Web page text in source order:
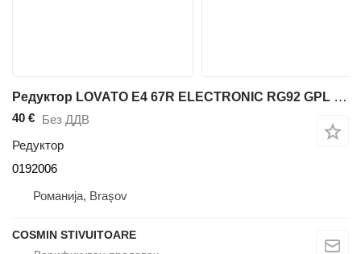
Редуктор LOVATO E4 67R ELECTRONIC RG92 GPL 0192006 за дизел вилушкар
40 € Без ДДВ
Редуктор
0192006
Романија, Braşov
COSMIN STIVUITOARE